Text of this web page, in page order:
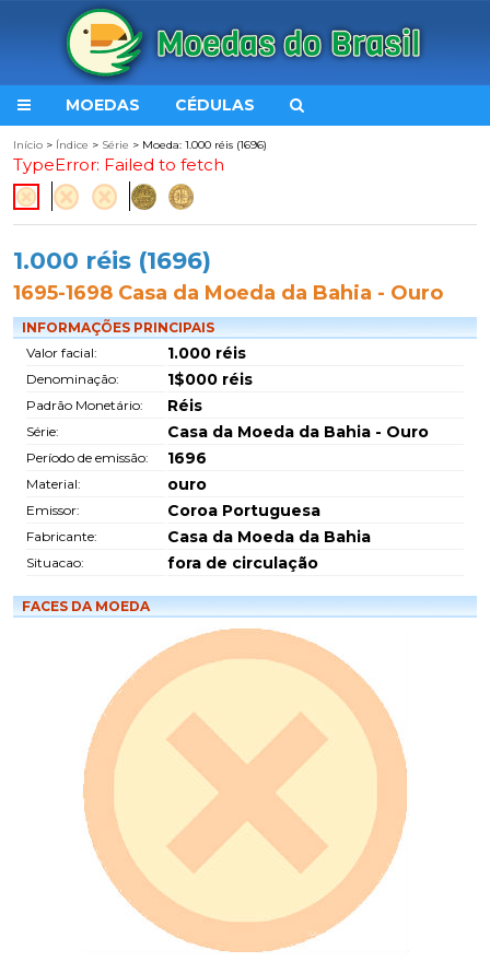
MOEDAS CÉDULAS
Início > Índice > Série > Moeda: 1.000 réis (1696)
TypeError: Failed to fetch
1.000 réis (1696)
1695-1698 Casa da Moeda da Bahia - Ouro
INFORMAÇÕES PRINCIPAIS
Valor facial:
1.000 réis
Denominação: 1$000 réis
Padrão Monetário: Réis
Série: Casa da Moeda da Bahia - Ouro
Período de emissão: 1696
Material: ouro
Emissor: Coroa Portuguesa
Fabricante: Casa da Moeda da Bahia
Situacao: fora de circulação
FACES DA MOEDA